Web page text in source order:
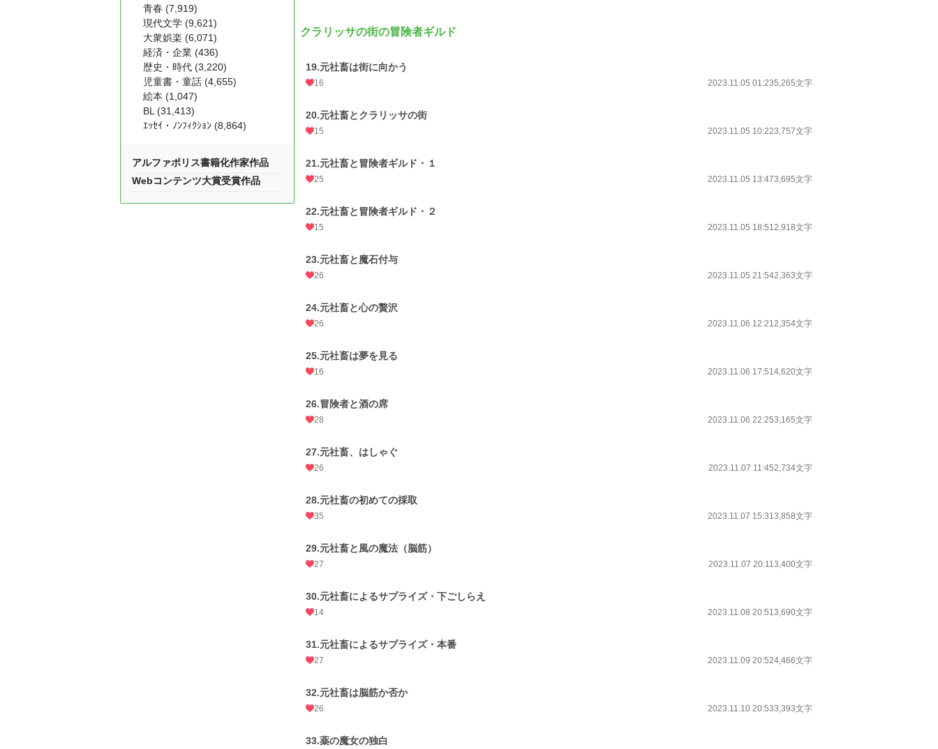
クラリッサの街の冒険者ギルド
19.元社畜は街に向かう
16 2023.11.05 01:235,265文字
20.元社畜とクラリッサの街
15 2023.11.05 10:223,757文字
21.元社畜と冒険者ギルド・１
25 2023.11.05 13:473,695文字
22.元社畜と冒険者ギルド・２
15 2023.11.05 18:512,918文字
23.元社畜と魔石付与
26 2023.11.05 21:542,363文字
24.元社畜と心の贅沢
26 2023.11.06 12:212,354文字
25.元社畜は夢を見る
16 2023.11.06 17:514,620文字
26.冒険者と酒の席
28 2023.11.06 22:253,165文字
27.元社畜、はしゃぐ
26 2023.11.07 11:452,734文字
28.元社畜の初めての採取
35 2023.11.07 15:313,858文字
29.元社畜と風の魔法（脳筋）
27 2023.11.07 20:113,400文字
30.元社畜によるサプライズ・下ごしらえ
14 2023.11.08 20:513,690文字
31.元社畜によるサプライズ・本番
27 2023.11.09 20:524,466文字
32.元社畜は脳筋か否か
26 2023.11.10 20:533,393文字
33.薬の魔女の独白
青春 (7,919)
現代文学 (9,621)
大衆娯楽 (6,071)
経済・企業 (436)
歴史・時代 (3,220)
児童書・童話 (4,655)
絵本 (1,047)
BL (31,413)
ｴｯｾｲ・ﾉﾝﾌｨｸｼｮﾝ (8,864)
アルファポリス書籍化作家作品
Webコンテンツ大賞受賞作品